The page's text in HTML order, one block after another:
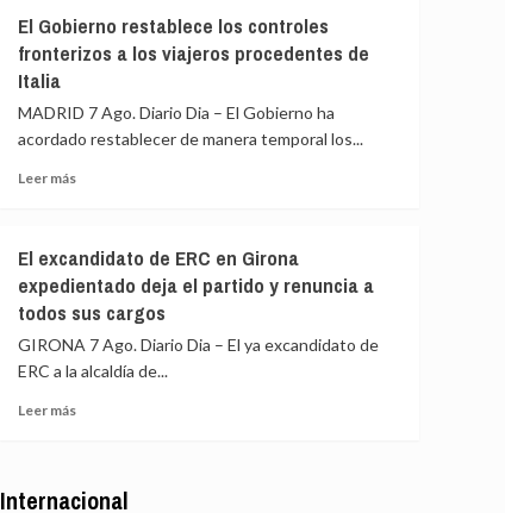
España
y
Gobierno
de
los
controles
procedentes
de
El Gobierno restablece los controles
fronterizos a los viajeros procedentes de
Italia
MADRID 7 Ago. Diario Dia – El Gobierno ha
acordado restablecer de manera temporal los...
Leer másLeer
Gobierno
restablece
los
fronterizos
a
Italia
El excandidato de ERC en Girona
expedientado deja el partido y renuncia a
todos sus cargos
GIRONA 7 Ago. Diario Dia – El ya excandidato de
ERC a la alcaldía de...
Leer másLeer
excandidato
Internacional